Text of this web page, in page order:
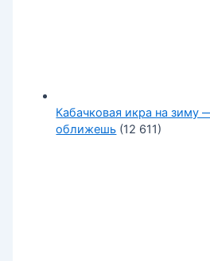
Кабачковая икра на зиму
оближешь (12 611)